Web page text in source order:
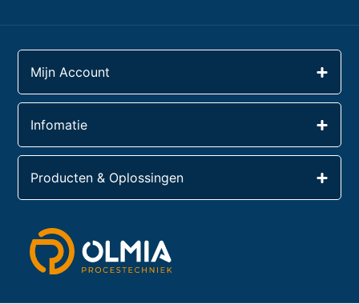
Mijn Account
Infomatie
Producten & Oplossingen